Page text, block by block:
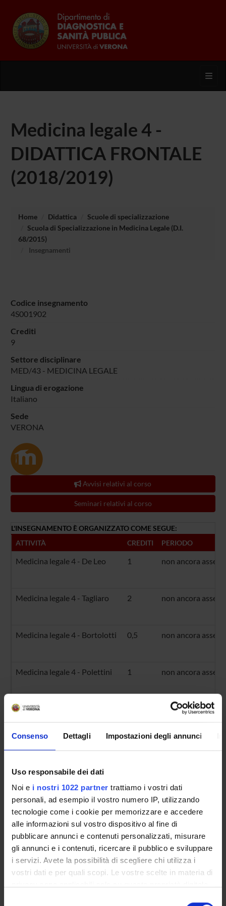
Consenso Dettagli Impostazioni degli annunci
Uso responsabile dei dati
Noi e i nostri 1022 partner trattiamo i vostri dati
personali, ad esempio il vostro numero IP, utilizzando
tecnologie come i cookie per memorizzare e accedere
alle informazioni sul vostro dispositivo al fine di
pubblicare annunci e contenuti personalizzati, misurare
gli annunci e i contenuti, ricercare il pubblico e sviluppare
i servizi. Avete la possibilità di scegliere chi utilizza i
vostri dati e per quali scopi. Le vostre scelte in materia di
Medicina legale 4 -
DIDATTICA FRONTALE
(2018/2019)
Home Didattica
Scuole di specializzazione
Scuola di Specializzazione in Medicina Legale (D.I.
68/2015)
Insegnamenti
Codice insegnamento
4S001902
Crediti
9
Settore disciplinare
MED/43 - MEDICINA LEGALE
Lingua di erogazione
Italiano
Sede
VERONA
Avvisi relativi al corso
Seminari relativi al corso
L'INSEGNAMENTO È ORGANIZZATO COME SEGUE:
ATTIVITÀ
CREDITI PERIODO
Medicina legale 4 - De Leo 1 non ancora
Medicina legale 4 - Tagliaro 2 non ancora
Medicina legale 4 - Bortolotti 0,5 non ancora
Medicina legale 4 - Polettini 1 non ancora
Medicina legale 4 - Turrina non ancora
Medicina legale 4 - De Battisti non ancora
TESTI DI RIFERIMENTO
Attività Autore Titolo
Medicina legale 4 - De Leo TRM Appunti
Medicina legale 4 - Turrina J.M. Butler Advanced